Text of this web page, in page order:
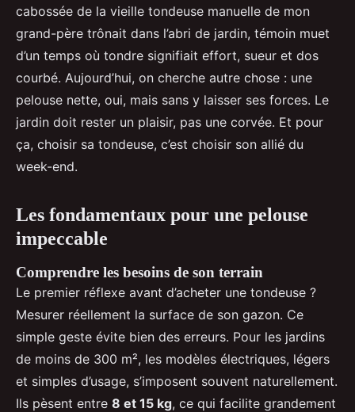
impeccable et sans effort
Arielle•14/04/2026 16:54•10 min de lecture
cabossée de la vieille tondeuse manuelle de mon
grand-père trônait dans l’abri de jardin, témoin muet
d’un temps où tondre signifiait effort, sueur et dos
courbé. Aujourd’hui, on cherche autre chose : une
pelouse nette, oui, mais sans y laisser ses forces. Le
jardin doit rester un plaisir, pas une corvée. Et pour
ça, choisir sa tondeuse, c’est choisir son allié du
week-end.
Les fondamentaux pour une pelouse
impeccable
Comprendre les besoins de son terrain
Le premier réflexe avant d’acheter une tondeuse ?
Mesurer réellement la surface de son gazon. Ce
simple geste évite bien des erreurs. Pour les jardins
de moins de 300 m², les modèles électriques, légers
et simples d’usage, s’imposent souvent naturellement.
Ils pèsent entre 8 et 15 kg, ce qui facilite grandement